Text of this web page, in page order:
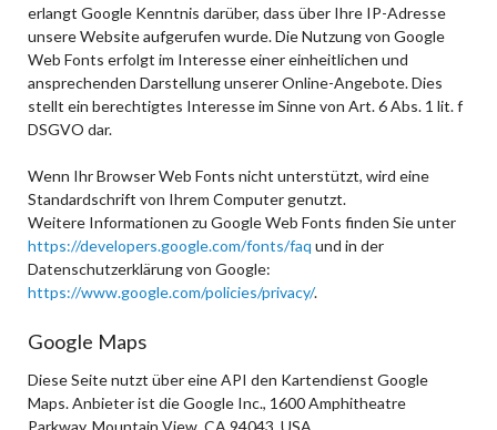
erlangt Google Kenntnis darüber, dass über Ihre IP-Adresse
unsere Website aufgerufen wurde. Die Nutzung von Google
Web Fonts erfolgt im Interesse einer einheitlichen und
ansprechenden Darstellung unserer Online-Angebote. Dies
stellt ein berechtigtes Interesse im Sinne von Art. 6 Abs. 1 lit. f
DSGVO dar.
Wenn Ihr Browser Web Fonts nicht unterstützt, wird eine
Standardschrift von Ihrem Computer genutzt.
Weitere Informationen zu Google Web Fonts finden Sie unter
https://developers.google.com/fonts/faq und in der
Datenschutzerklärung von Google:
https://www.google.com/policies/privacy/.
Google Maps
Diese Seite nutzt über eine API den Kartendienst Google
Maps. Anbieter ist die Google Inc., 1600 Amphitheatre